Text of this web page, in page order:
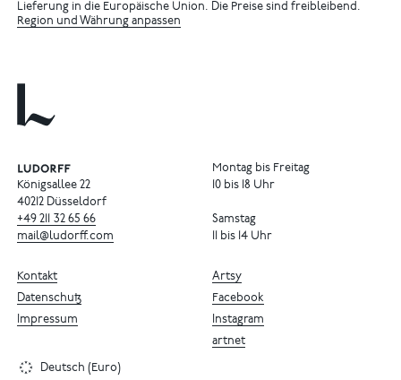
Lieferung in die Europäische Union. Die Preise sind freibleibend.
Region und Währung anpassen
Königsallee 22
40212 Düsseldorf
+49 211 32 65 66
mail@ludorff.com
Montag bis Freitag
10 bis 18 Uhr
Samstag
11 bis 14 Uhr
Artsy
Facebook
Instagram
artnet
Kontakt
Datenschutz
Impressum
Deutsch (Euro)